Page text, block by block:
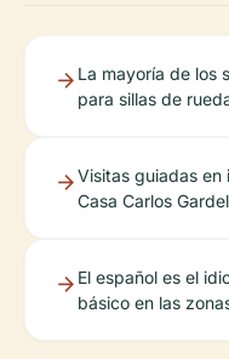
La mayoría de los
para sillas de
Visitas guiadas en
Casa Carlos
El español es el
básico en las